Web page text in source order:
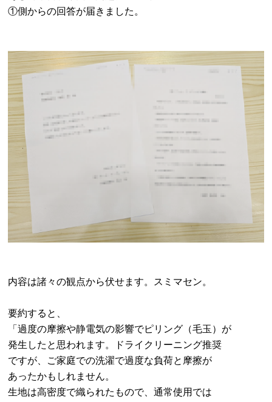
①側からの回答が届きました。
内容は諸々の観点から伏せます。スミマセン。
要約すると、
「過度の摩擦や静電気の影響でピリング（毛玉）が
発生したと思われます。ドライクリーニング推奨
ですが、ご家庭での洗濯で過度な負荷と摩擦が
あったかもしれません。
生地は高密度で織られたもので、通常使用では